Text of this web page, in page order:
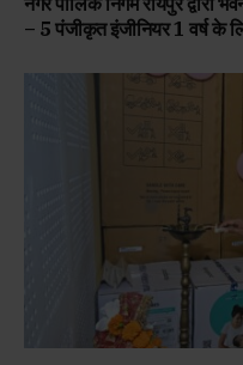
– 5 पंजीकृत इंजीनियर 1 वर्ष के